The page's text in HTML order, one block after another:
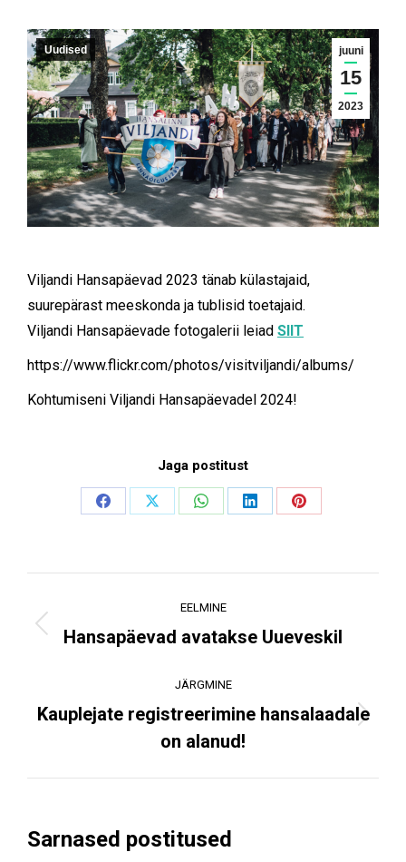
juuni
15
2023
Uudised
Viljandi Hansapäevad 2023 tänab külastajaid,
suurepärast meeskonda ja tublisid toetajaid.
Viljandi Hansapäevade fotogalerii leiad SIIT
https://www.flickr.com/photos/visitviljandi/albums/
Kohtumiseni Viljandi Hansapäevadel 2024!
Jaga postitust
Share
Share
Share
Share
Share
navigation
EELMINE
Previous
Hansapäevad avatakse Uueveskil
JÄRGMINE
Next
post:
Kauplejate registreerimine hansalaadale
on alanud!
Sarnased postitused